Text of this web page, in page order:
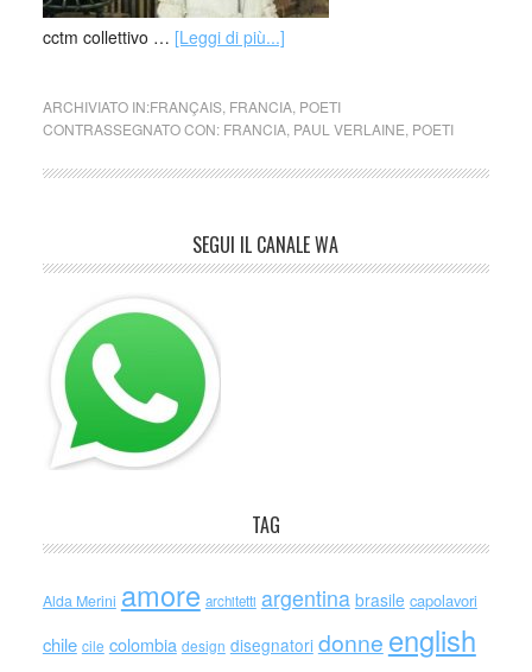
cctm collettivo … [Leggi di più...]
ARCHIVIATO IN:FRANÇAIS, FRANCIA, POETI
CONTRASSEGNATO CON: FRANCIA, PAUL VERLAINE POETI
SEGUI IL CANALE WA
TAG
Alda Merini amore architetti argentina brasile capolavori
chile cile colombia design disegnatori donne english